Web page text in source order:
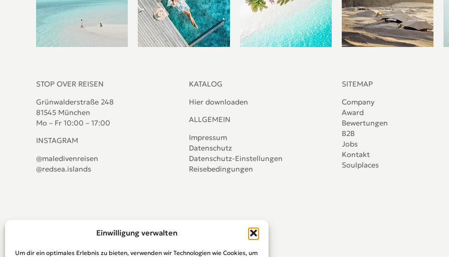
Einwilligung verwalten
Um dir ein optimales Erlebnis zu bieten, verwenden wir Technologien wie Cookies, um
STOP OVER REISEN
Grünwalderstraße 248
81545 München
Mo – Fr 10:00 – 17:00
INSTAGRAM
@maledivenreisen
@redsea.islands
KATALOG
Hier downloaden
ALLGEMEIN
Impressum
Datenschutz
Datenschutz-Einstellungen
Reisebedingungen
SITEMAP
Company
Award
Bewertungen
B2B
Jobs
Kontakt
Soulplaces